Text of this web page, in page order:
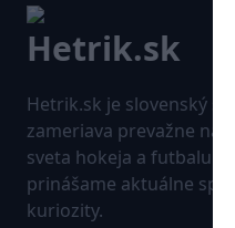
Hetrik.sk je slovenský
zameriava prevažne na
sveta hokeja a futbalu.
prinášame aktuálne
kuriozity.